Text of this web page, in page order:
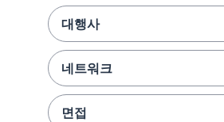
대행사
네트워크
면접